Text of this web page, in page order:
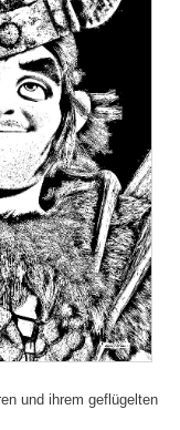
und ihrem geflügelten